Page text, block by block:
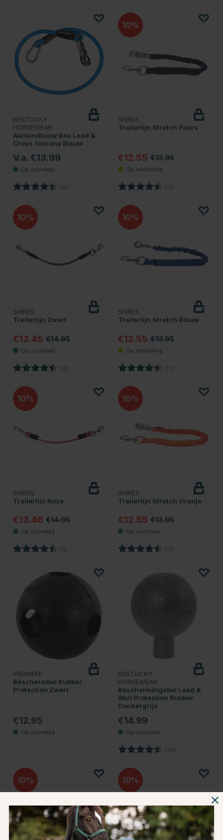
KENTUCKY
HORSEWEAR
Aanbindtouw Box Lead &
Cross Silicone Blauw
V.a. €13.99
Beoordeling: (10)
10
SHIRES
Trailerlijn Stretch Paars
€12.55 €13.95
Beoordeling: (17)
10
SHIRES
Trailerlijn Zwart
€13.45 €14.95
Beoordeling: (10)
10
SHIRES
Trailerlijn Stretch Blauw
€12.55 €13.95
Beoordeling: (17)
10
SHIRES
Trailerlijn Roze
€13.46 €14.95
Beoordeling: (11)
10
SHIRES
Trailerlijn Stretch Oranje
€12.55 €13.95
Beoordeling: (17)
PREMIERE
Beschermbal Rubber
Protection Zwart
€12.95
KENTUCKY
HORSEWEAR
Beschermingsbal Lead &
Wall Protection Rubber
Donkergrijs
€14.99
Beoordeling: (38)
10 10